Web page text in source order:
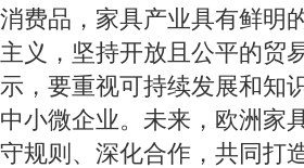
消费品，家具产业具有鲜明
主义，坚持开放且公平的贸
示，要重视可持续发展和知
中小微企业。未来，欧洲家
守规则、深化合作，共同打